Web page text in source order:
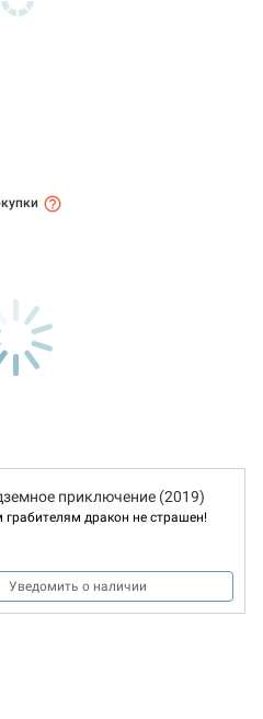
приключение (2019)
дракон не страшен!
Уведомить о наличии